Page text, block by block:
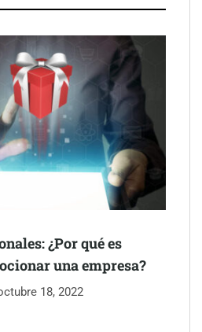
revisar la
antes de las vacaciones
¿Por qué es
una empresa?
18, 2022